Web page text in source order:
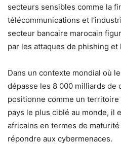
secteurs sensibles comme la
télécommunications et
secteur bancaire marocain
par les attaques de phishing
Dans un contexte mondial où
dépasse les 8 000 milliards de
positionne comme un territoire
pays le plus ciblé au monde, il
africains en termes de
répondre aux cybermenaces.